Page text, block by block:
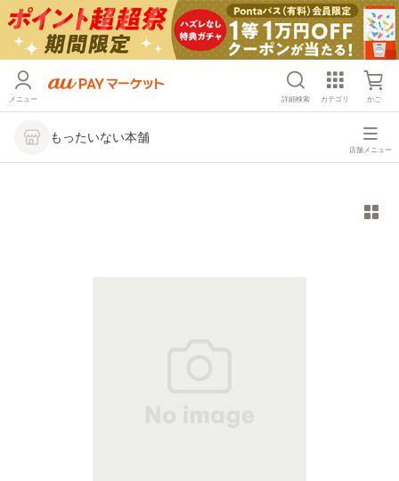
メニュー 詳細検索 カテゴリ かご
もったいない本舗
店舗メニュー